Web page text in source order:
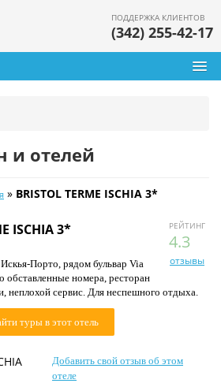
ПОДДЕРЖКА КЛИЕНТОВ
(342) 255-42-17
и отелей
» BRISTOL TERME ISCHIA 3*
РЕЙТИНГ
4.3
отзывы
ISCHIA 3*
Порто, рядом бульвар Via
номера, ресторан
неплохой сервис. Для неспешного отдыха.
туры в этот отель
Добавить свой отзыв об этом
отеле